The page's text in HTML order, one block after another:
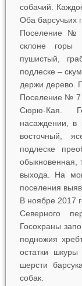
собачий.
Оба барсучьих
Поселение №
склоне горы
пушистый,
подлеске –
держи дерево.
Поселение № 7
Сюрю-Кая.
насаждении, в
восточный,
подлеске
обыкновенная,
выхода. На
поселения
В ноябре 2017
Северного
Госохраны
подножия
остатки
шерсти
собак.